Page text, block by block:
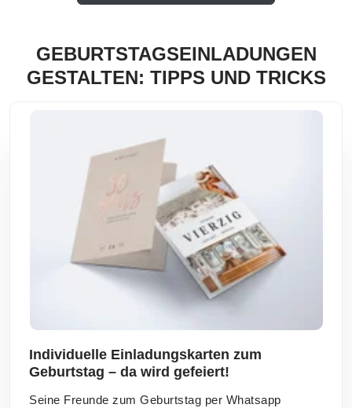
GEBURTSTAGSEINLADUNGEN
GESTALTEN: TIPPS UND TRICKS
Individuelle Einladungskarten zum
Geburtstag – da wird gefeiert!
Seine Freunde zum Geburtstag per Whatsapp